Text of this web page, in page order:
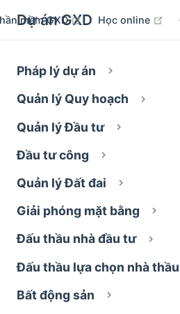
Dự án GXD
mềm GXD open in new window
Học online
Pháp lý dự án
Quản lý Quy hoạch
Quản lý Đầu tư
Đầu tư công
Quản lý Đất đai
Giải phóng mặt bằng
Đấu thầu nhà đầu tư
Đấu thầu lựa chọn nhà thầu
Bất động sản